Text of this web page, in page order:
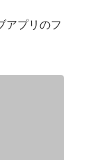
アプリのフ